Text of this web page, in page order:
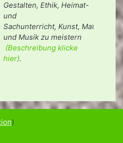
Gestalten,Ethik,Heimat-
und
Sachunterricht,Kunst,Mathematik
undMusik zu meistern
(Beschreibung klicke
hier).
)